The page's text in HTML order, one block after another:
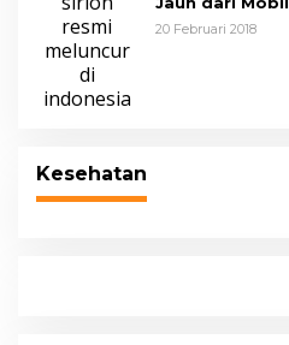
20 Februari 2018
Kesehatan